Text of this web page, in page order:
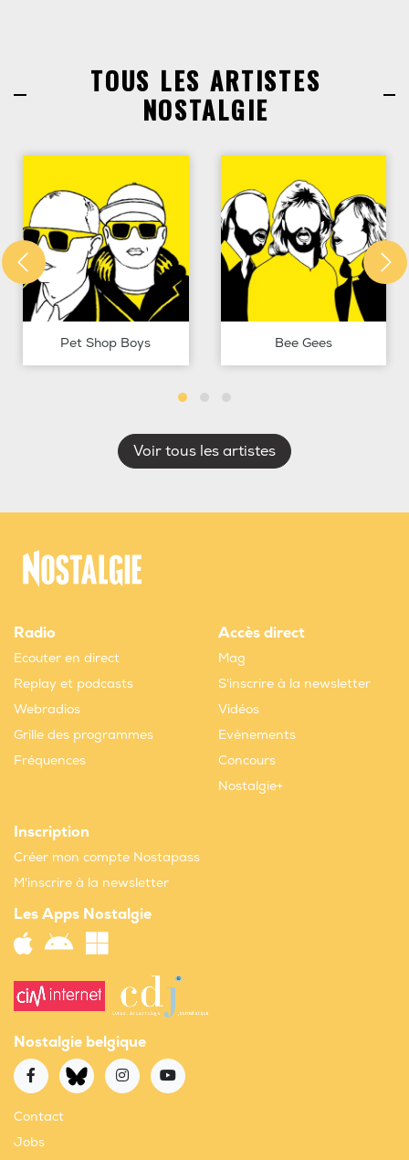
TOUS LES ARTISTES
NOSTALGIE
Pet Shop Boys Bee Gees
Voir tous les artistes
Radio
Ecouter en direct
Replay et podcasts
Webradios
Grille des programmes
Fréquences
Accès direct
Mag
S'inscrire à la newsletter
Vidéos
Evènements
Concours
Nostalgie+
Inscription
Créer mon compte Nostapass
M'inscrire à la newsletter
Les Apps Nostalgie
Nostalgie belgique
Contact
Jobs